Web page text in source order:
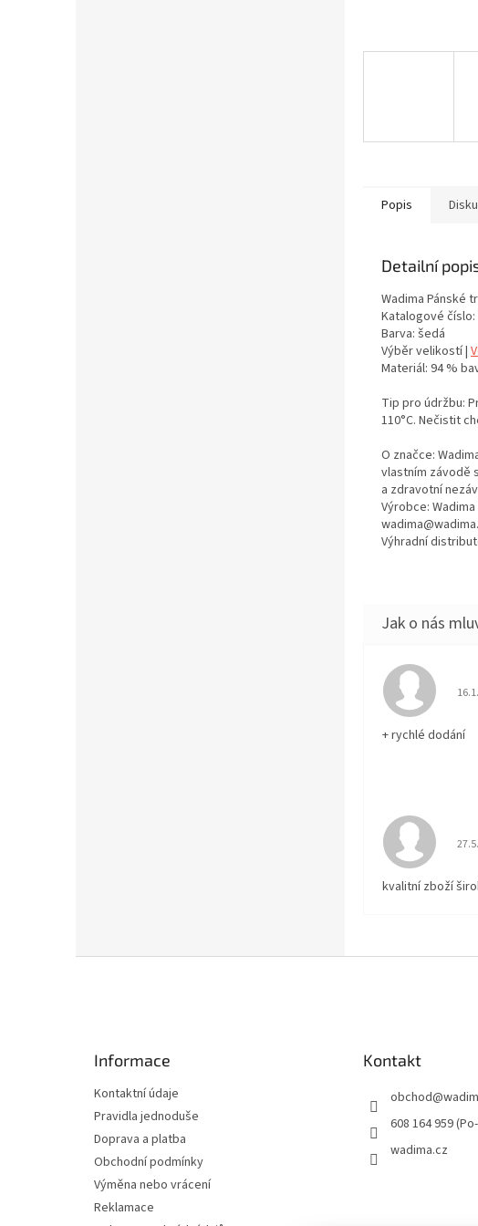
Popis
Detailní
Wadima Pánské
Katalogové číslo:
Barva: šedá
Výběr velikostí |
Materiál: 94 %
Tip pro údržbu:
110°C. Nečistit
O značce:
vlastním závodě
a zdravotní
Výrobce:
Výhradní
+ rychlé dodání
kvalitní zboží
Informace
Kontaktní údaje
Pravidla jednoduše
Doprava a platba
Obchodní podmínky
Výměna nebo vrácení
Reklamace
Kontakt
obchod@
608 164 959
wadima.cz